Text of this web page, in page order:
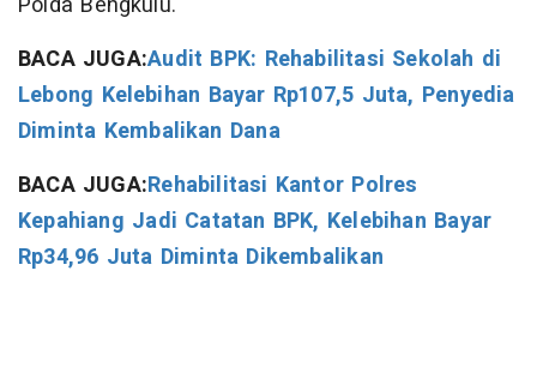
BACA JUGA:Audit BPK: Rehabilitasi Sekolah di
Lebong Kelebihan Bayar Rp107,5 Juta, Penyedia
Diminta Kembalikan Dana
BACA JUGA:Rehabilitasi Kantor Polres
Kepahiang Jadi Catatan BPK, Kelebihan Bayar
Rp34,96 Juta Diminta Dikembalikan